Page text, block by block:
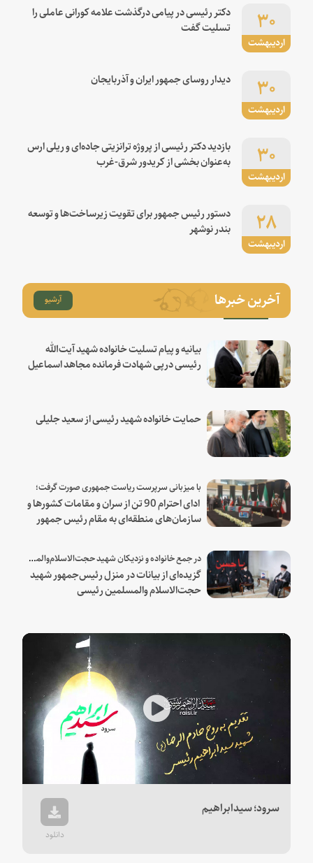
اردیبهشت
۳۰
دکتر رئیسی در پیامی درگذشت علامه کورانی عاملی را
تسلیت گفت
اردیبهشت
۳۰ دیدار روسای جمهور ایران و آذربایجان
اردیبهشت
۳۰
بازدید دکتر رئیسی از پروژه ترانزیتی جاده‌ای و ریلی ارس
به‌عنوان بخشی از کریدور شرق-غرب
اردیبهشت
۲۸
دستور رئیس جمهور برای تقویت زیرساخت‌ها و توسعه
بندر نوشهر
آخرین خبرها آرشیو
بیانیه و پیام تسلیت خانواده شهید آیت‌الله
رئیسی درپی شهادت فرمانده مجاهد اسماعیل
حمایت خانواده شهید رئیسی از سعید جلیلی
با میزبانی سرپرست ریاست جمهوری صورت گرفت؛
ادای احترام 90 تن از سران و مقامات کشورها و
سازمان‌های منطقه‌ای به مقام رئیس جمهور
در جمع خانواده و نزدیکان شهید حجت‌الاسلام‌والمسلمین رئیسی:
گزیده‌ای از بیانات در منزل رئیس‌جمهور شهید
حجت‌الاسلام والمسلمین رئیسی
Play
Video
سرود؛ سیدابراهیم
دانلود